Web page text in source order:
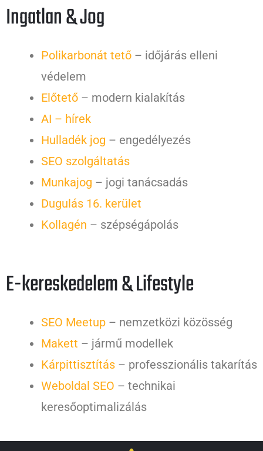
Ingatlan & Jog
Polikarbonát tető – időjárás elleni
védelem
Előtető – modern kialakítás
AI – hírek
Hulladék jog – engedélyezés
SEO szolgáltatás
Munkajog – jogi tanácsadás
Dugulás 16. kerület
Kollagén – szépségápolás
E-kereskedelem & Lifestyle
SEO Meetup – nemzetközi közösség
Makett – jármű modellek
Kárpittisztítás – professzionális takarítás
Weboldal SEO – technikai
keresőoptimalizálás